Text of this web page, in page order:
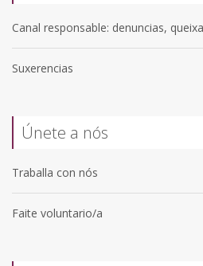
Canal responsable: denuncias,
Suxerencias
Únete a nós
Traballa con nós
Faite voluntario/a